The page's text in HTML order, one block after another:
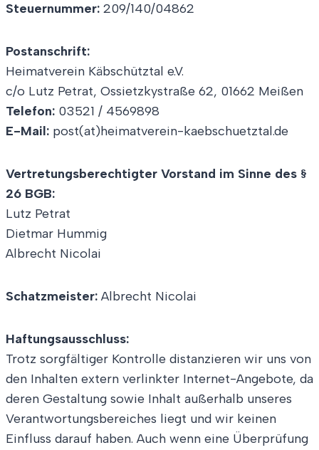
Steuernummer: 209/140/04862
Postanschrift:
Heimatverein Käbschütztal e.V.
c/o Lutz Petrat, Ossietzkystraße 62, 01662 Meißen
Telefon: 03521 / 4569898
E-Mail: post(at)heimatverein-kaebschuetztal.de
Vertretungsberechtigter Vorstand im Sinne des §
26 BGB:
Lutz Petrat
Dietmar Hummig
Albrecht Nicolai
Schatzmeister: Albrecht Nicolai
Haftungsausschluss:
Trotz sorgfältiger Kontrolle distanzieren wir uns von
den Inhalten extern verlinkter Internet-Angebote, da
deren Gestaltung sowie Inhalt außerhalb unseres
Verantwortungsbereiches liegt und wir keinen
Einfluss darauf haben. Auch wenn eine Überprüfung